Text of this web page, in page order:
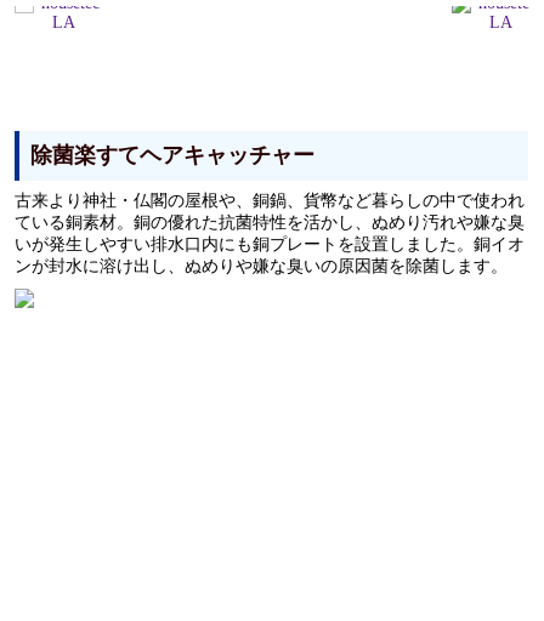
除菌楽すてヘアキャッチャー
古来より神社・仏閣の屋根や、銅鍋、貨幣など暮らしの中で使われ
ている銅素材。銅の優れた抗菌特性を活かし、ぬめり汚れや嫌な臭
いが発生しやすい排水口内にも銅プレートを設置しました。銅イオ
ンが封水に溶け出し、ぬめりや嫌な臭いの原因菌を除菌します。